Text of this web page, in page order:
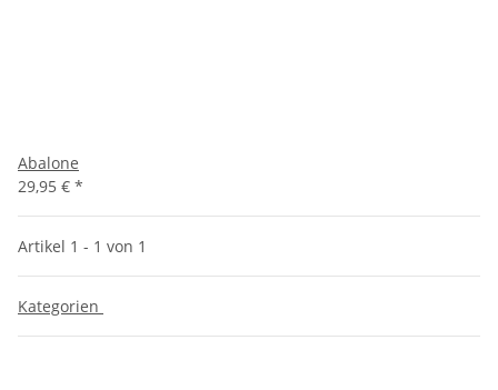
Abalone
29,95 € *
Artikel 1 - 1 von 1
Kategorien